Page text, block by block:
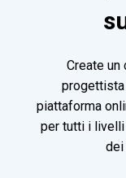
Create un
progettista
piattaforma
per tutti i